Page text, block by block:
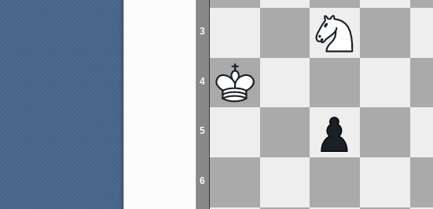
3
4
5
6